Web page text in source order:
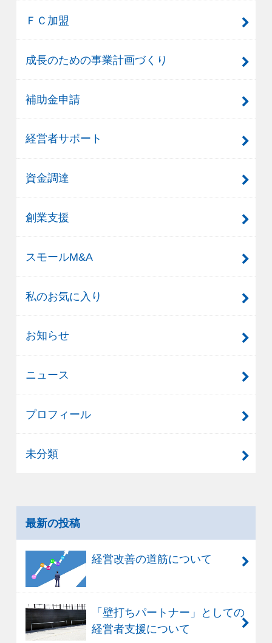
ＦＣ加盟
成長のための事業計画づくり
補助金申請
経営者サポート
資金調達
創業支援
スモールM&A
私のお気に入り
お知らせ
ニュース
プロフィール
未分類
最新の投稿
経営改善の道筋について
「壁打ちパートナー」としての
経営者支援について